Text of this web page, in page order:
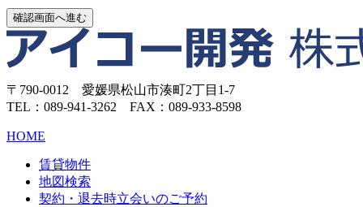
〒790-0012 愛媛県松山市湊町2丁目1-7
TEL：089-941-3262 FAX：089-933-8598
HOME
賃貸物件
地図検索
契約・退去時立会いのご予約